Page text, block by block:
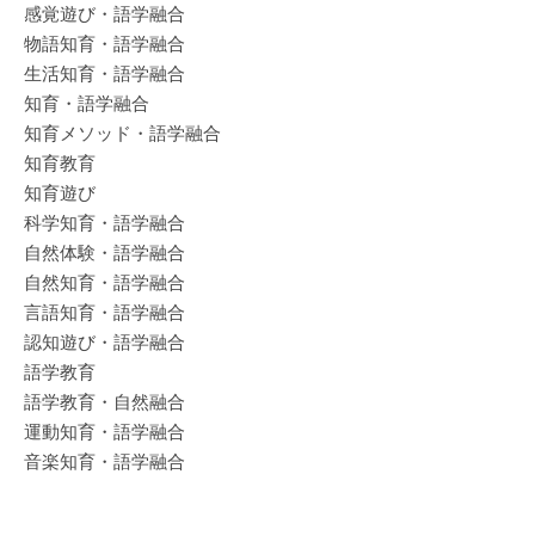
感覚遊び・語学融合
物語知育・語学融合
生活知育・語学融合
知育・語学融合
知育メソッド・語学融合
知育教育
知育遊び
科学知育・語学融合
自然体験・語学融合
自然知育・語学融合
言語知育・語学融合
認知遊び・語学融合
語学教育
語学教育・自然融合
運動知育・語学融合
音楽知育・語学融合